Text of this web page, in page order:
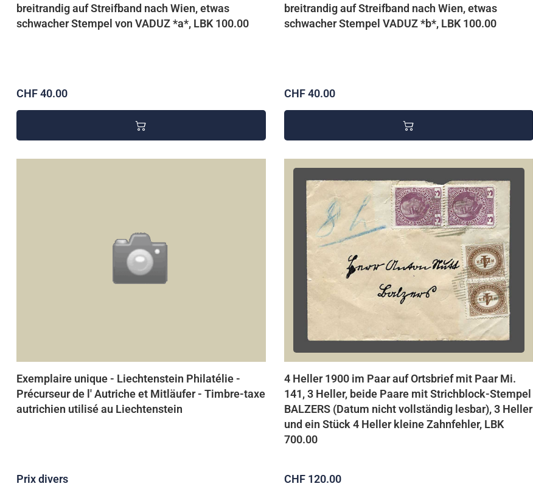
breitrandig auf Streifband nach Wien, etwas
schwacher Stempel von VADUZ *a*, LBK 100.00
CHF 40.00
breitrandig auf Streifband nach Wien, etwas
schwacher Stempel VADUZ *b*, LBK 100.00
CHF 40.00
Exemplaire unique - Liechtenstein Philatélie -
Précurseur de l' Autriche et Mitläufer - Timbre-taxe
autrichien utilisé au Liechtenstein
Prix divers
4 Heller 1900 im Paar auf Ortsbrief mit Paar Mi.
141, 3 Heller, beide Paare mit Strichblock-Stempel
BALZERS (Datum nicht vollständig lesbar), 3 Heller
und ein Stück 4 Heller kleine Zahnfehler, LBK
700.00
CHF 120.00